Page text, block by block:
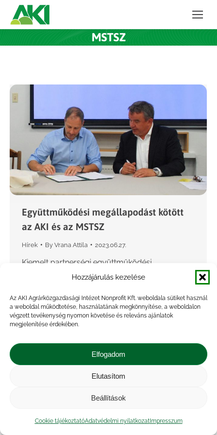
Hozzájárulás kezelése
Az AKI Agrárközgazdasági Intézet Nonprofit Kft. weboldala sütiket használ
a weboldal működtetése, használatának megkönnyítése, a weboldalon
végzett tevékenység nyomon követése és releváns ajánlatok
megjelenítése érdekében.
Elfogadom
Elutasítom
Beállítások
Cookie tájékoztatóAdatvédelmi nyilatkozatImpresszum
MSTSZ
Együttműködési megállapodást kötött
az AKI és az MSTSZ
Hírek By Vrana Attila 2023.06.27.
Kiemelt partnerségi együttműködési
megállapodást kötött az AKI Agrárközgazdasági
Sertéstenyésztők és Sertéstartók Szövetsége
(MSTSZ). A megállapodást az MSTSZ részéről
Horváth István elnök, míg az AKI…